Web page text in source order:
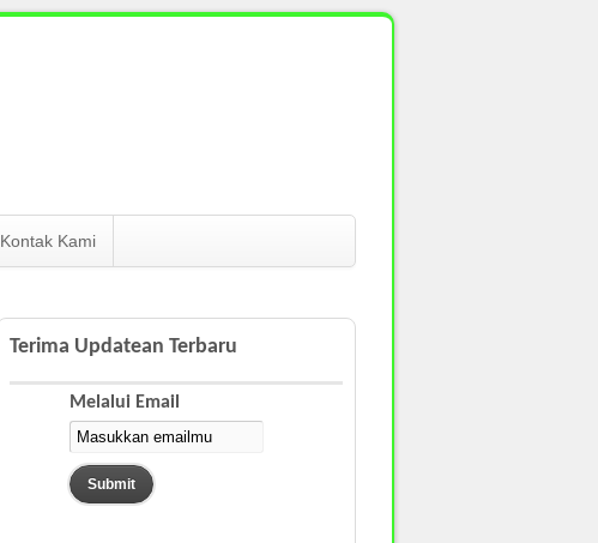
Kontak Kami
Terima Updatean Terbaru
Melalui Email